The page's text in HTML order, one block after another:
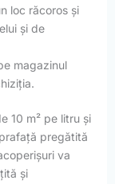
loc răcoros și
și de
magazinul
10 m² pe litru și
pregătită
va
și